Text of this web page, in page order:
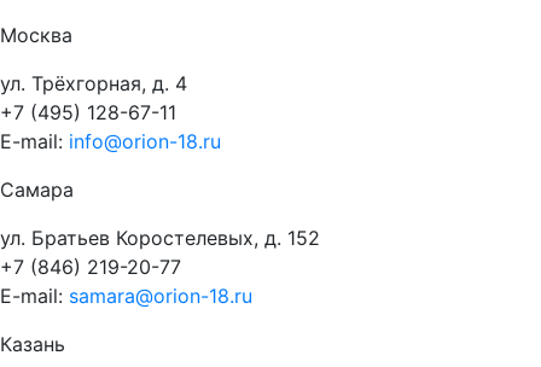
Москва
ул. Трёхгорная, д. 4
+7 (495) 128-67-11
E-mail: info@orion-18.ru
Самара
ул. Братьев Коростелевых, д. 152
+7 (846) 219-20-77
E-mail: samara@orion-18.ru
Казань